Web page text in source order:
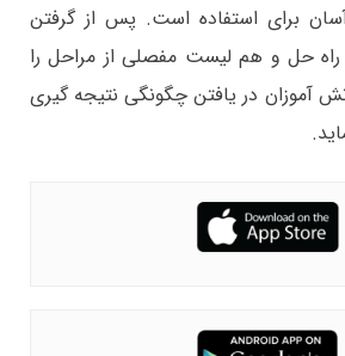
برای استفاده است. پس از گرفتن
حل و هم لیست مفصلی از مراحل را
آموزان در یافتن چگونگی نتیجه گیری